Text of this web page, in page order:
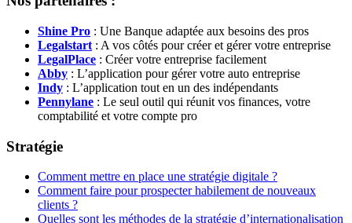
Shine Pro : Une Banque adaptée aux besoins des pros
Legalstart : A vos côtés pour créer et gérer votre entreprise
LegalPlace : Créer votre entreprise facilement
Abby : L’application pour gérer votre auto entreprise
Indy : L’application tout en un des indépendants
Pennylane : Le seul outil qui réunit vos finances, votre
comptabilité et votre compte pro
Stratégie
Comment mettre en place une stratégie digitale ?
Comment faire pour prospecter habilement de nouveaux
clients ?
Quelles sont les méthodes de la stratégie d’internationalisation